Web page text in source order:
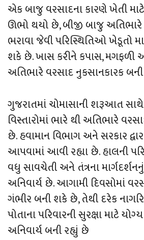
એક બાજુ વરસાદના કારણે ખેતી
ઊભો થયો છે, બીજી બાજુ
ભરાવા જેવી પરિસ્થિતિઓ ખેડૂતો
શકે છે. ખાસ કરીને કપાસ, મગફળી
અતિભારે વરસાદ નુકસાનકારક
ગુજરાતમાં ચોમાસાની શરૂઆત
વિસ્તારોમાં ભારે થી અતિભારે
છે. હવામાન વિભાગ અને સરકાર
આપવામાં આવી રહ્યા છે. હાલની
વધુ સાવચેતી અને તંત્રના
અનિવાર્ય છે. આગામી દિવસોમાં
ગંભીર બની શકે છે, તેથી દરેક
પોતાના પરિવારની સુરક્ષા માટે
અનિવાર્ય બની રહ્યું છે